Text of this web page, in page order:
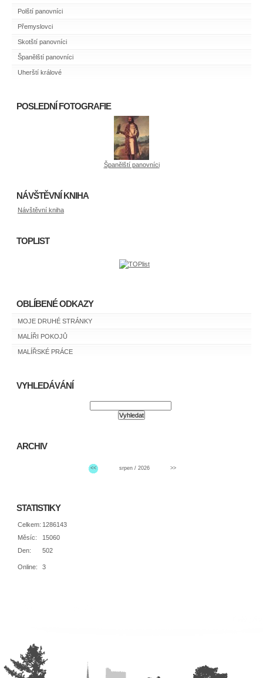
Polští panovníci
Přemyslovci
Skotští panovníci
Španělští panovníci
Uherští králové
POSLEDNÍ FOTOGRAFIE
Španělští panovníci
NÁVŠTĚVNÍ KNIHA
Návštěvní kniha
TOPLIST
OBLÍBENÉ ODKAZY
MOJE DRUHÉ STRÁNKY
MALÍŘI POKOJŮ
MALÍŘSKÉ PRÁCE
VYHLEDÁVÁNÍ
ARCHIV
<< srpen / 2026 >>
STATISTIKY
Online: 3
Celkem: 1286143
Měsíc:
15060
Den:
502